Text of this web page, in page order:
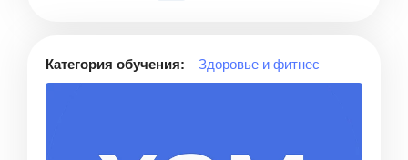
Категория обучения: Здоровье и фитнес